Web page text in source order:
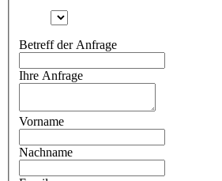
Betreff der Anfrage
Ihre Anfrage
Vorname
Nachname